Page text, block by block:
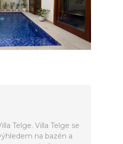
Telge. Villa Telge se
na bazén a